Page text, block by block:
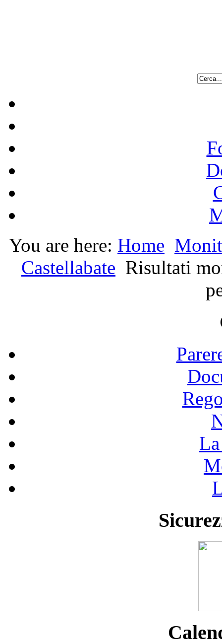
You are here: Home
Castellabate Risultati